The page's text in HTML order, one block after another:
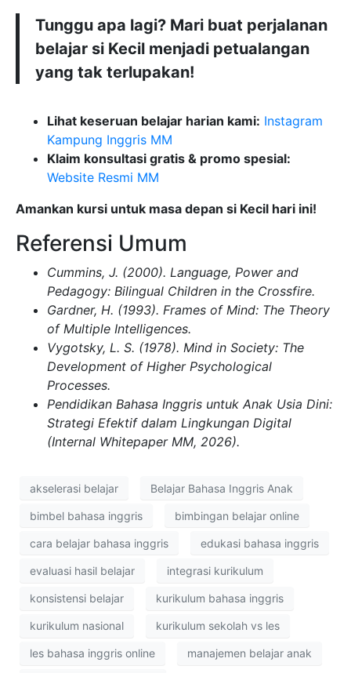
Tunggu apa lagi? Mari buat perjalanan
belajar si Kecil menjadi petualangan
yang tak terlupakan!
Lihat keseruan belajar harian kami: Instagram
Kampung Inggris MM
Klaim konsultasi gratis & promo spesial:
Website Resmi MM
Amankan kursi untuk masa depan si Kecil hari ini!
Referensi Umum
Cummins, J. (2000). Language, Power and
Pedagogy: Bilingual Children in the Crossfire.
Gardner, H. (1993). Frames of Mind: The Theory
of Multiple Intelligences.
Vygotsky, L. S. (1978). Mind in Society: The
Development of Higher Psychological
Processes.
Pendidikan Bahasa Inggris untuk Anak Usia Dini:
Strategi Efektif dalam Lingkungan Digital
(Internal Whitepaper MM, 2026).
akselerasi belajar Belajar Bahasa Inggris Anak
bimbel bahasa inggris bimbingan belajar online
cara belajar bahasa inggris edukasi bahasa inggris
evaluasi hasil belajar integrasi kurikulum
konsistensi belajar kurikulum bahasa inggris
kurikulum nasional kurikulum sekolah vs les
les bahasa inggris online manajemen belajar anak